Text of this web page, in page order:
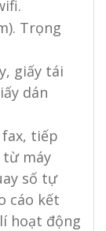
Trọng
giấy tái
dán
fax, tiếp
từ máy
số tự
cáo kết
hoạt động